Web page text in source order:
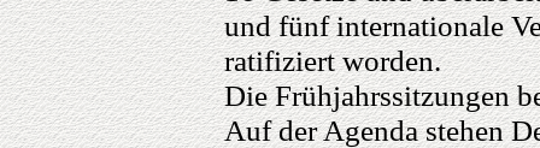
und fünf internationale
ratifiziert worden.
Die Frühjahrssitzungen
Auf der Agenda stehen